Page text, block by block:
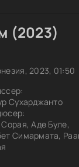
(2023)
2023, 01:50
Сухарджанто
Сорая, Аде Буле,
Симармата,